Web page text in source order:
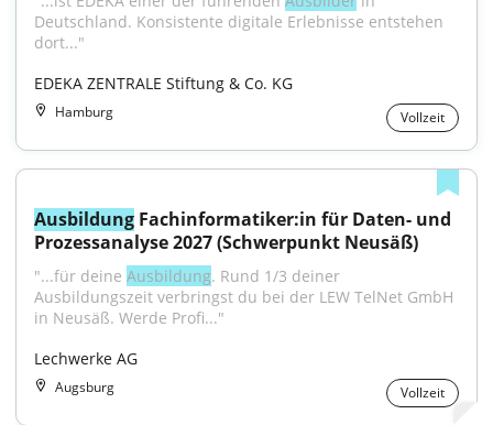
Deutschland. Konsistente digitale Erlebnisse entstehen
dort..."
EDEKA ZENTRALE Stiftung & Co. KG
Hamburg Vollzeit
Ausbildung Fachinformatiker:in für Daten- und
Prozessanalyse 2027 (Schwerpunkt Neusäß)
"...für deine Ausbildung. Rund 1/3 deiner
Ausbildungszeit verbringst du bei der LEW TelNet GmbH
in Neusäß. Werde Profi..."
Lechwerke AG
Augsburg Vollzeit